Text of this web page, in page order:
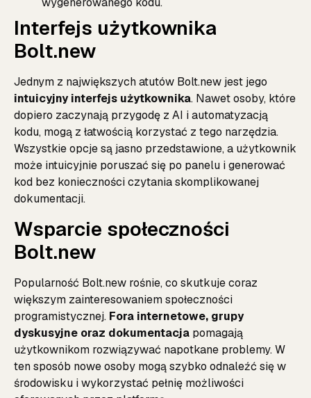
Interfejs użytkownika
Bolt.new
Jednym z największych atutów Bolt.new jest jego
intuicyjny interfejs użytkownika. Nawet osoby, które
dopiero zaczynają przygodę z AI i automatyzacją
kodu, mogą z łatwością korzystać z tego narzędzia.
Wszystkie opcje są jasno przedstawione, a użytkownik
może intuicyjnie poruszać się po panelu i generować
kod bez konieczności czytania skomplikowanej
dokumentacji.
Wsparcie społeczności
Bolt.new
Popularność Bolt.new rośnie, co skutkuje coraz
większym zainteresowaniem społeczności
programistycznej. Fora internetowe, grupy
dyskusyjne oraz dokumentacja pomagają
użytkownikom rozwiązywać napotkane problemy. W
ten sposób nowe osoby mogą szybko odnaleźć się w
środowisku i wykorzystać pełnię możliwości